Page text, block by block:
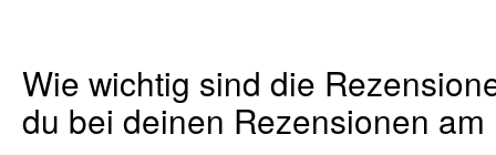
Wie wichtig sind die
du bei deinen Rezensionen